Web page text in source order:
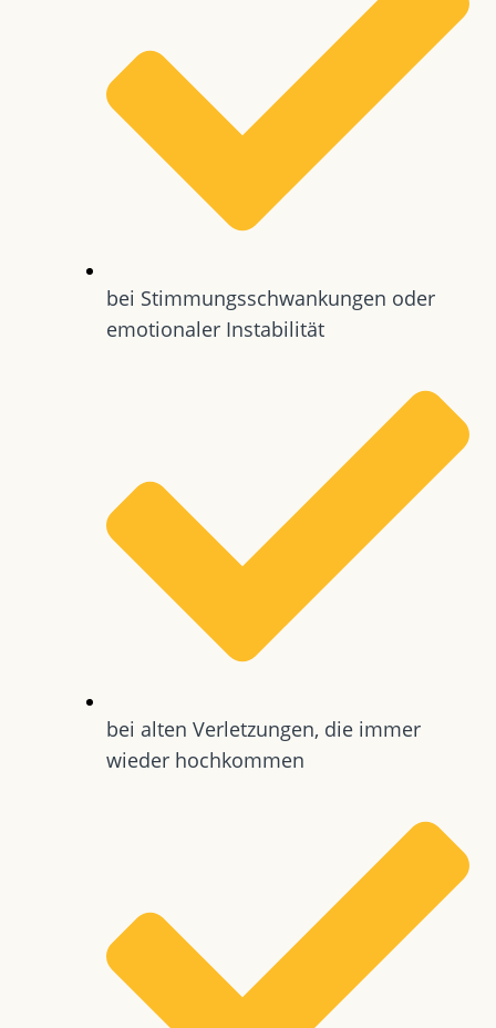
bei Stimmungsschwankungen oder
emotionaler Instabilität
bei alten Verletzungen, die immer
wieder hochkommen